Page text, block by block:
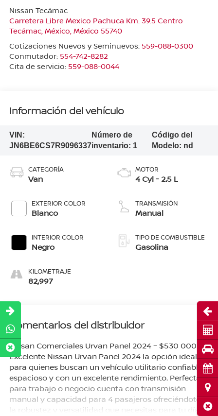
Nissan Tecámac
Carretera Libre Mexico Pachuca Km. 39.5 Centro
Tecámac, México, México 55740
Cotizaciones Nuevos y Seminuevos: 559-088-0300
Conmutador: 554-742-8282
Cita de servicio: 559-088-0044
Información del vehículo
VIN:
JN6BE6CS7R9096337
Número de
inventario: 1
Código del
Modelo: nd
CATEGORÍA
Van
EXTERIOR COLOR
Blanco
INTERIOR COLOR
Negro
KILOMETRAJE
82,997
MOTOR
4 Cyl - 2.5 L
TRANSMISIÓN
Manual
TIPO DE COMBUSTIBLE
Gasolina
Comentarios del distribuidor
Nissan Comerciales Urvan Panel 2024 – $530 000
Excelente Nissan Urvan Panel 2024 la opción ideal
para quienes buscan un vehículo utilitario confiable
espacioso y con un excelente rendimiento. Perfecta
para trabajo o negocio cuenta con transmisión
manual y capacidad para 4 pasajeros ofreciéndote
la robustez y versatilidad que necesitas para tu día a